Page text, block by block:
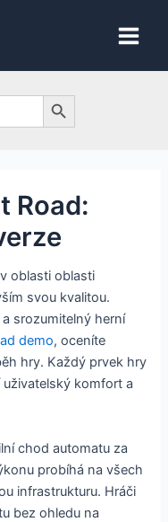
Menu
Search Button
Road:
oblasti oblasti
svou kvalitou.
srozumitelný herní
demo, oceníte
hry. Každý prvek hry
komfort a
chod automatu za
probíhá na všech
infrastrukturu. Hráči
bez ohledu na